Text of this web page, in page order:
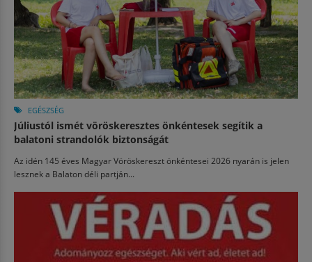
EGÉSZSÉG
Júliustól ismét vöröskeresztes önkéntesek segítik a
balatoni strandolók biztonságát
Az idén 145 éves Magyar Vöröskereszt önkéntesei 2026 nyarán is jelen
lesznek a Balaton déli partján...